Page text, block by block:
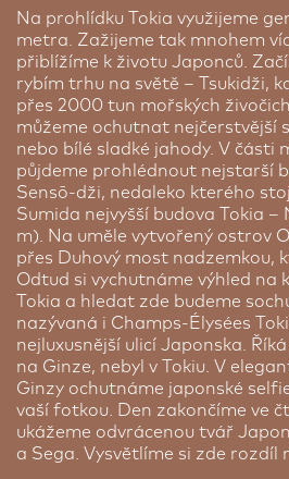
Sotetsu Grand Fresa ★★★★
Hirošima | 2 noci
Jeden z nejznámějších a
hotelů v Hirošimě je situován
města Japonska. Nachází se
pouhých 5 minut chůze od
města - Park Mieru (uvedený
světového dědictví) a
hotelu se nachází příjemná
Restaurace má krásný výhled
díky jejímu umístění v
hotelu. Snídaně se podávají
švédských stolů. Na
restaurace Hinokizakura
japonské kuchyně a zapište si,
privátní kóji, která je v 200 let
domě, který sem přenesli z
hledáte nejlepší chuť Tokia, tak
restauraci Azure 45, jíž šéfuje
(zavřel svou michelinku a
jídla právě sem do Ritz Carlton
hotelu nebudete litovat a
klient, který má rád stylový
jiného se rozhodnout
osobu sdílející pokoj pro 2
room.
1/1 Pokoj
Na prohlídku Tokia využijeme
metra. Zažijeme tak mnohem
přiblížíme k životu Japonců.
rybím trhu na světě – Tsukidži,
přes 2000 tun mořských
můžeme ochutnat nejčerstvější
nebo bílé sladké jahody. V části
půjdeme prohlédnout nejstarší
Sensō-dži, nedaleko kterého
Sumida nejvyšší budova Tokia –
m). Na uměle vytvořený ostrov
přes Duhový most nadzemkou,
Odtud si vychutnáme výhled na
Tokia a hledat zde budeme
nazývaná i Champs-Élysées
nejluxusnější ulicí Japonska.
na Ginze, nebyl v Tokiu. V
Ginzy ochutnáme japonské
vaší fotkou. Den zakončíme ve
ukážeme odvrácenou tvář
a Sega. Vysvětlíme si zde rozdíl